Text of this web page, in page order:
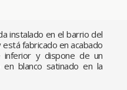
instalado en el barrio del
fabricado en acabado
y dispone de un
blanco satinado en la